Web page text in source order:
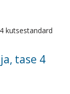
kutsestandard
tase 4